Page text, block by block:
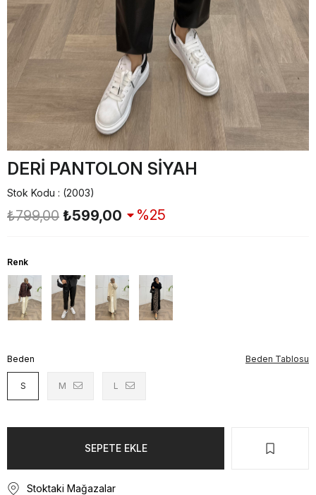
DERİ PANTOLON SİYAH
Stok Kodu (2003)
₺799,00 ₺599,00 25
Beden
S M L
Beden Tablosu
Stoktaki Mağazalar